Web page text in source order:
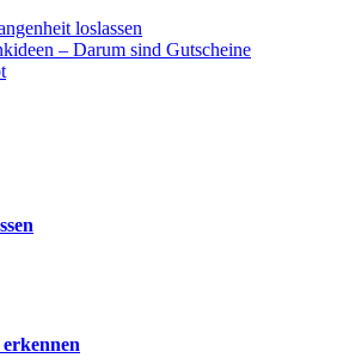
loslassen
– Darum sind Gutscheine